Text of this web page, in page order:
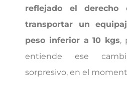
reflejado el derecho
transportar un
peso inferior a 10 kgs,
entiende ese
sorpresivo, en el